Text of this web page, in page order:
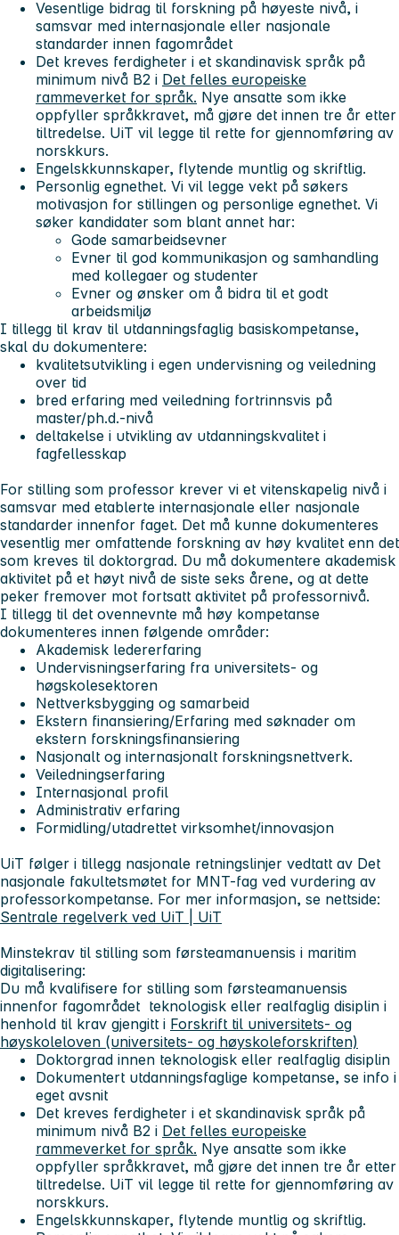
Vesentlige bidrag til forskning på høyeste nivå, i
samsvar med internasjonale eller nasjonale
standarder innen fagområdet
Det kreves ferdigheter i et skandinavisk språk på
minimum nivå B2 i Det felles europeiske
rammeverket for språk. Nye ansatte som ikke
oppfyller språkkravet, må gjøre det innen tre år etter
tiltredelse. UiT vil legge til rette for gjennomføring av
norskkurs.
Engelskkunnskaper, flytende muntlig og skriftlig.
Personlig egnethet. Vi vil legge vekt på søkers
motivasjon for stillingen og personlige egnethet. Vi
søker kandidater som blant annet har:
Gode samarbeidsevner
Evner til god kommunikasjon og samhandling
med kollegaer og studenter
Evner og ønsker om å bidra til et godt
arbeidsmiljø
I tillegg til krav til utdanningsfaglig basiskompetanse,
skal du dokumentere:
kvalitetsutvikling i egen undervisning og veiledning
over tid
bred erfaring med veiledning fortrinnsvis på
master/ph.d.-nivå
deltakelse i utvikling av utdanningskvalitet i
fagfellesskap
For stilling som professor krever vi et vitenskapelig nivå i
samsvar med etablerte internasjonale eller nasjonale
standarder innenfor faget. Det må kunne dokumenteres
vesentlig mer omfattende forskning av høy kvalitet enn det
som kreves til doktorgrad. Du må dokumentere akademisk
aktivitet på et høyt nivå de siste seks årene, og at dette
peker fremover mot fortsatt aktivitet på professornivå.
I tillegg til det ovennevnte må høy kompetanse
dokumenteres innen følgende områder:
Akademisk ledererfaring
Undervisningserfaring fra universitets- og
høgskolesektoren
Nettverksbygging og samarbeid
Ekstern finansiering/Erfaring med søknader om
ekstern forskningsfinansiering
Nasjonalt og internasjonalt forskningsnettverk.
Veiledningserfaring
Internasjonal profil
Administrativ erfaring
Formidling/utadrettet virksomhet/innovasjon
UiT følger i tillegg nasjonale retningslinjer vedtatt av Det
nasjonale fakultetsmøtet for MNT-fag ved vurdering av
professorkompetanse. For mer informasjon, se nettside:
Sentrale regelverk ved UiT | UiT
Minstekrav til stilling som førsteamanuensis i maritim
digitalisering:
Du må kvalifisere for stilling som førsteamanuensis
innenfor fagområdet teknologisk eller realfaglig disiplin i
henhold til krav gjengitt i Forskrift til universitets- og
høyskoleloven (universitets- og høyskoleforskriften)
Doktorgrad innen teknologisk eller realfaglig disiplin
Dokumentert utdanningsfaglige kompetanse, se info i
eget avsnit
Det kreves ferdigheter i et skandinavisk språk på
minimum nivå B2 i Det felles europeiske
rammeverket for språk. Nye ansatte som ikke
oppfyller språkkravet, må gjøre det innen tre år etter
tiltredelse. UiT vil legge til rette for gjennomføring av
norskkurs.
Engelskkunnskaper, flytende muntlig og skriftlig.